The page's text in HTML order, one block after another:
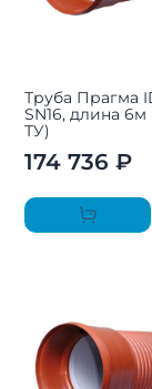
Труба Прагма
SN16, длина
ТУ)
174 736 ₽